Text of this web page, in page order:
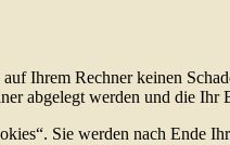
Ihrem Rechner keinen
abgelegt werden und die Ihr
Sie werden nach Ende